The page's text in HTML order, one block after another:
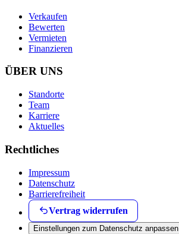
Verkaufen
Bewerten
Vermieten
Finanzieren
ÜBER UNS
Standorte
Team
Karriere
Aktuelles
Rechtliches
Impressum
Datenschutz
Barrierefreiheit
Vertrag widerrufen
Einstellungen zum Datenschutz anpassen